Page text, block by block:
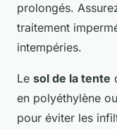
prolongés.
traitement
intempéries.
Le sol de la tente
en polyéthylène
pour éviter les